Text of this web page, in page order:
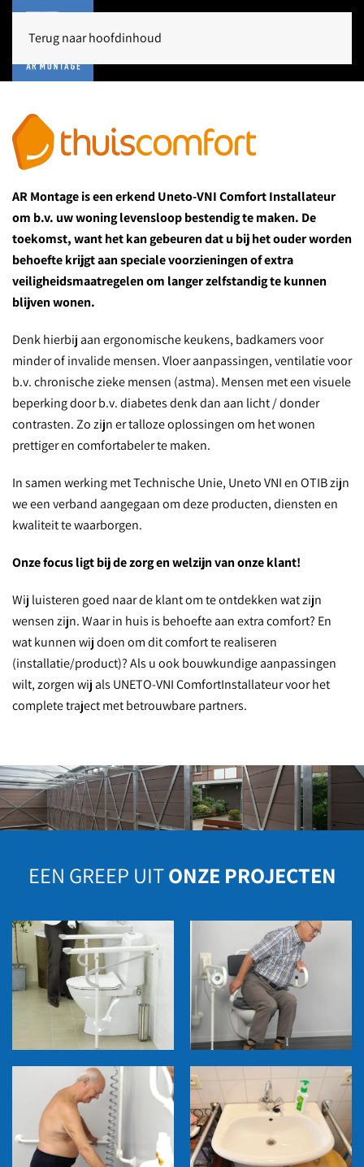
Terug naar hoofdinhoud
AR Montage is een erkend Uneto-VNI Comfort Installateur
om b.v. uw woning levensloop bestendig te maken. De
toekomst, want het kan gebeuren dat u bij het ouder worden
behoefte krijgt aan speciale voorzieningen of extra
veiligheidsmaatregelen om langer zelfstandig te kunnen
blijven wonen.
Denk hierbij aan ergonomische keukens, badkamers voor
minder of invalide mensen. Vloer aanpassingen, ventilatie voor
b.v. chronische zieke mensen (astma). Mensen met een visuele
beperking door b.v. diabetes denk dan aan licht / donder
contrasten. Zo zijn er talloze oplossingen om het wonen
prettiger en comfortabeler te maken.
In samen werking met Technische Unie, Uneto VNI en OTIB zijn
we een verband aangegaan om deze producten, diensten en
kwaliteit te waarborgen.
Onze focus ligt bij de zorg en welzijn van onze klant!
Wij luisteren goed naar de klant om te ontdekken wat zijn
wensen zijn. Waar in huis is behoefte aan extra comfort? En
wat kunnen wij doen om dit comfort te realiseren
(installatie/product)? Als u ook bouwkundige aanpassingen
wilt, zorgen wij als UNETO-VNI ComfortInstallateur voor het
complete traject met betrouwbare partners.
EEN GREEP UITONZE PROJECTEN